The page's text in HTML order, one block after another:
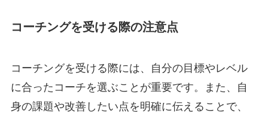
コーチングを受ける際の注意点
コーチングを受ける際には、自分の目標やレベル
に合ったコーチを選ぶことが重要です。また、自
身の課題や改善したい点を明確に伝えることで、